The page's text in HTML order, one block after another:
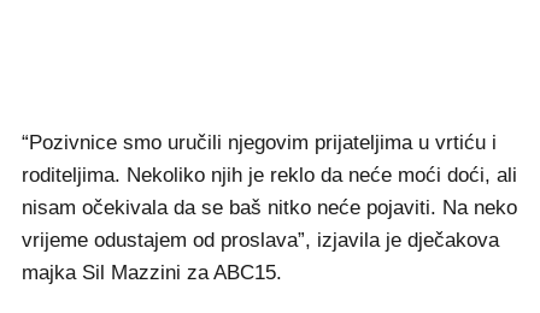
“Pozivnice smo uručili njegovim prijateljima u vrtiću i
roditeljima. Nekoliko njih je reklo da neće moći doći, ali
nisam očekivala da se baš nitko neće pojaviti. Na neko
vrijeme odustajem od proslava”, izjavila je dječakova
majka Sil Mazzini za ABC15.